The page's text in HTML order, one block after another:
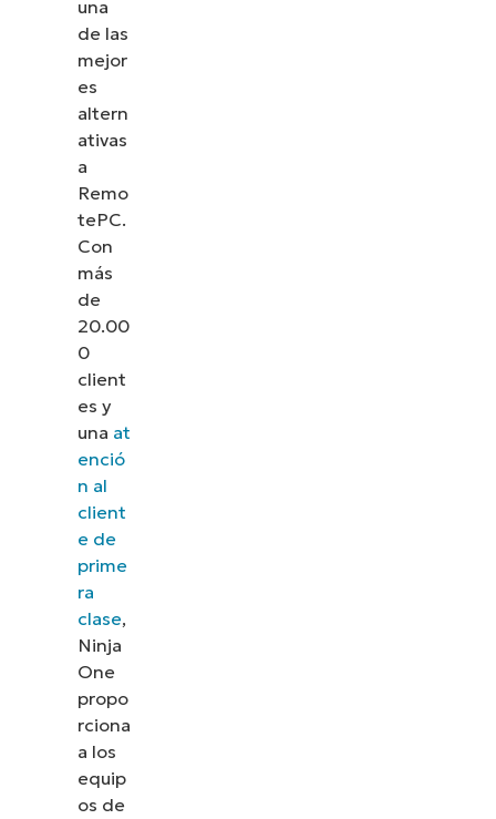
una
de las
mejor
es
altern
ativas
a
Remo
tePC.
Con
más
de
20.00
0
client
es y
una at
enció
n al
client
e de
prime
ra
clase,
Ninja
One
propo
rciona
a los
equip
os de